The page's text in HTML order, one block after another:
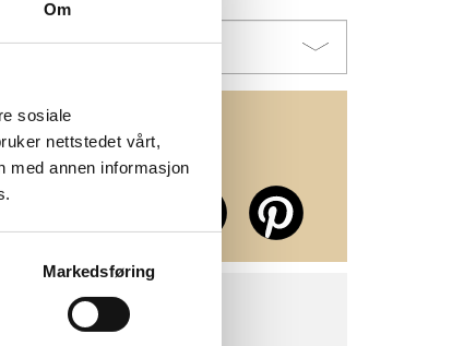
Om
sosiale
nettstedet vårt,
med annen informasjon
Markedsføring
på